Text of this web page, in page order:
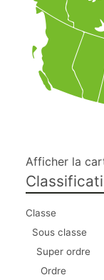
Afficher la
Classe
Sous classe
Super ordre
Ordre